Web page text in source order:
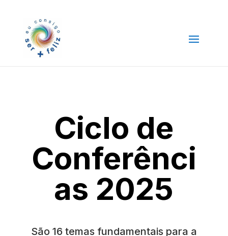
Ciclo de
Conferênci
as 2025
São 16 temas fundamentais para a